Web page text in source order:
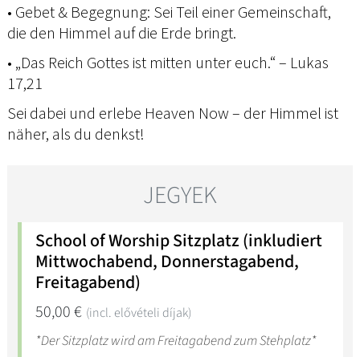
• Gebet & Begegnung: Sei Teil einer Gemeinschaft,
die den Himmel auf die Erde bringt.
• „Das Reich Gottes ist mitten unter euch.“ – Lukas
17,21
Sei dabei und erlebe Heaven Now – der Himmel ist
näher, als du denkst!